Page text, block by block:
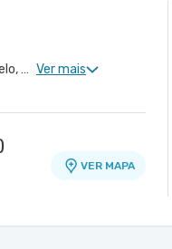
Ortopedia Geral, Ortopedia de Cotovelo, Cirurgia de Cotovelo, Cirurgia de Ombro Ver mais
VER MAPA